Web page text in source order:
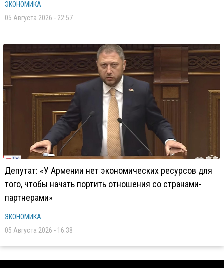
ЭКОНОМИКА
05 Августа 2026 - 22:57
Депутат: «У Армении нет экономических ресурсов для
того, чтобы начать портить отношения со странами-
партнерами»
ЭКОНОМИКА
05 Августа 2026 - 16:38